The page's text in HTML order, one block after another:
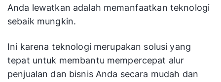
Anda lewatkan adalah memanfaatkan teknologi
sebaik mungkin.
Ini karena teknologi merupakan solusi yang
tepat untuk membantu mempercepat alur
penjualan dan bisnis Anda secara mudah dan